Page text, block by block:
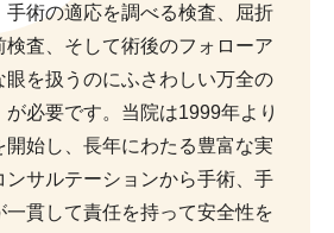
手術の適応を調べる検査、屈折
検査、そして術後のフォローア
眼を扱うのにふさわしい万全の
必要です。当院は1999年より
開始し、長年にわたる豊富な実
ンサルテーションから手術、手
一貫して責任を持って安全性を